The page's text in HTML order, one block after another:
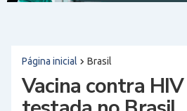
Página inicial Brasil
Vacina contra